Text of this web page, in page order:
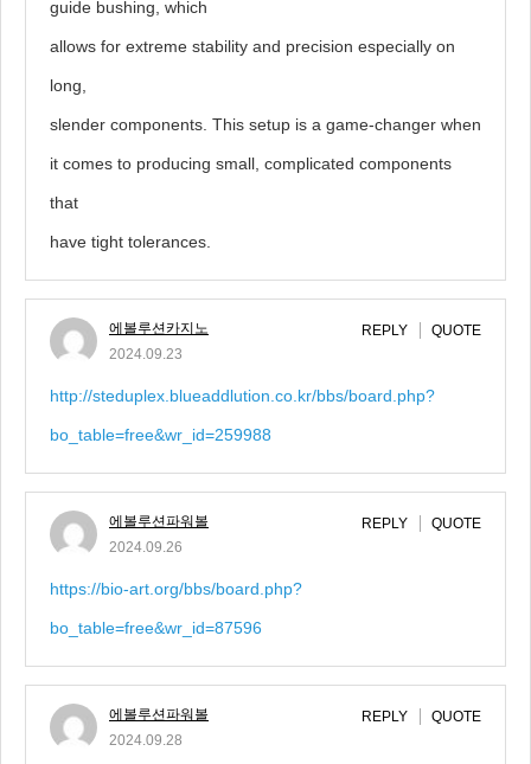
guide bushing, which
allows for extreme stability and precision especially on
long,
slender components. This setup is a game-changer when
it comes to producing small, complicated components
that
have tight tolerances.
에볼루션카지노
2024.09.23
REPLY QUOTE
http://steduplex.blueaddlution.co.kr/bbs/board.php?
bo_table=free&wr_id=259988
에볼루션파워볼
2024.09.26
REPLY QUOTE
https://bio-art.org/bbs/board.php?
bo_table=free&wr_id=87596
에볼루션파워볼
2024.09.28
REPLY QUOTE